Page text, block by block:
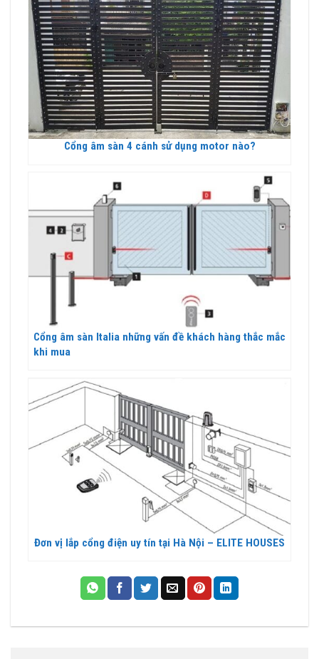
Cổng âm sàn 4 cánh sử dụng motor nào?
Cổng âm sàn Italia những vấn đề khách hàng thắc mắc
khi mua
Đơn vị lắp cổng điện uy tín tại Hà Nội – ELITE HOUSES